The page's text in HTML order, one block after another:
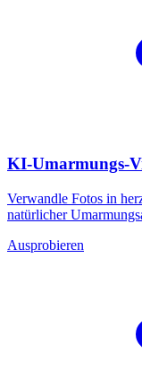
KI-Umarmungs-
Verwandle Fotos in
natürlicher
Ausprobieren